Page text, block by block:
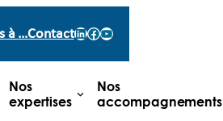
à …ContactLinkedIn
Facebook
YouTube
Nos
expertises
Nos
accompagnements